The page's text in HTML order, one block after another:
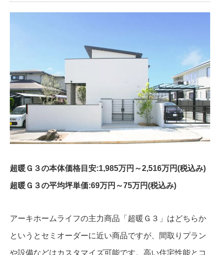
超暖Ｇ３の本体価格目安:1,985万円～2,516万円(税込み)
超暖Ｇ３の平均坪単価:69万円～75万円(税込み)
アーキホームライフの主力商品「超暖Ｇ３」はどちらか
というとセミオーダーに近い商品ですが、間取りプラン
や設備などはカスタマイズ可能です。高い住宅性能とコ